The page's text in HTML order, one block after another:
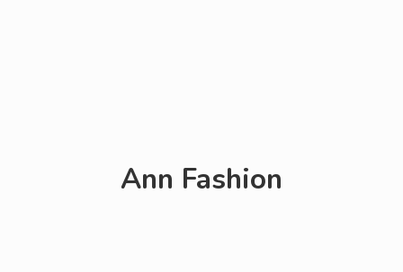
Ann Fashion